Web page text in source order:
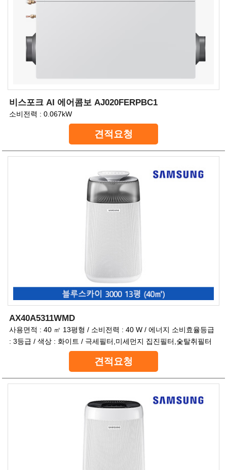
비스포크 AI 에어콤보 AJ020FERPBC1
소비전력 : 0.067kW
견적요청
AX40A5311WMD
사용면적 : 40 ㎡ 13평형 / 소비전력 : 40 W / 에너지 소비효율등급
: 3등급 / 색상 : 화이트 / 극세필터,미세먼지 집진필터,숯탈취필터
견적요청